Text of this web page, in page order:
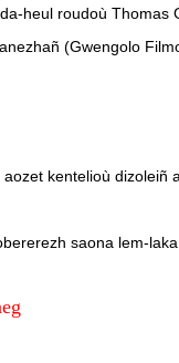
heul roudoù Thomas
(Gwengolo
kentelioù dizoleiñ
saona lem-